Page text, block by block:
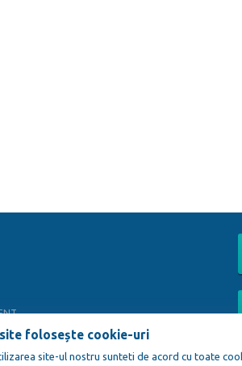
folosește cookie-uri
site-ul nostru sunteti de acord cu toate